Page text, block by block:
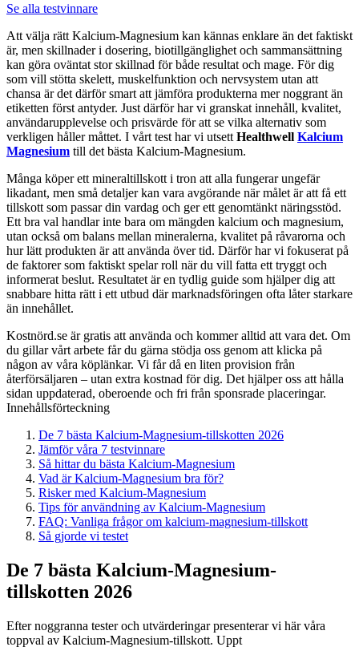
Se alla testvinnare
Att välja rätt Kalcium-Magnesium kan kännas enklare än det faktiskt
är, men skillnader i dosering, biotillgänglighet och sammansättning
kan göra oväntat stor skillnad för både resultat och mage. För dig
som vill stötta skelett, muskelfunktion och nervsystem utan att
chansa är det därför smart att jämföra produkterna mer noggrant än
etiketten först antyder. Just därför har vi granskat innehåll, kvalitet,
användarupplevelse och prisvärde för att se vilka alternativ som
verkligen håller måttet. I vårt test har vi utsett Healthwell Kalcium
Magnesium till det bästa Kalcium-Magnesium.
Många köper ett mineraltillskott i tron att alla fungerar ungefär
likadant, men små detaljer kan vara avgörande när målet är att få ett
tillskott som passar din vardag och ger ett genomtänkt näringsstöd.
Ett bra val handlar inte bara om mängden kalcium och magnesium,
utan också om balans mellan mineralerna, kvalitet på råvarorna och
hur lätt produkten är att använda över tid. Därför har vi fokuserat på
de faktorer som faktiskt spelar roll när du vill fatta ett tryggt och
informerat beslut. Resultatet är en tydlig guide som hjälper dig att
snabbare hitta rätt i ett utbud där marknadsföringen ofta låter starkare
än innehållet.
Kostnörd.se är gratis att använda och kommer alltid att vara det. Om
du gillar vårt arbete får du gärna stödja oss genom att klicka på
någon av våra köplänkar. Vi får då en liten provision från
återförsäljaren – utan extra kostnad för dig. Det hjälper oss att hålla
sidan uppdaterad, oberoende och fri från sponsrade placeringar.
Innehållsförteckning
De 7 bästa Kalcium-Magnesium-tillskotten 2026
Jämför våra 7 testvinnare
Så hittar du bästa Kalcium-Magnesium
Vad är Kalcium-Magnesium bra för?
Risker med Kalcium-Magnesium
Tips för användning av Kalcium-Magnesium
FAQ: Vanliga frågor om kalcium-magnesium-tillskott
Så gjorde vi testet
De 7 bästa Kalcium-Magnesium-
tillskotten 2026
Efter noggranna tester och utvärderingar presenterar vi här våra
toppval av Kalcium-Magnesium-tillskott. Uppt